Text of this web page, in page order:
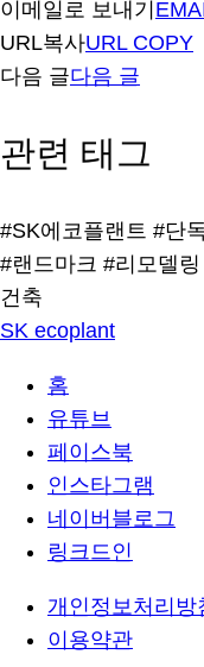
이메일로 보내기
URL복사URL COPY
다음 글다음 글
관련 태그
#SK에코플랜트 #단
#랜드마크 #리모델링
건축
SK ecoplant
홈
유튜브
페이스북
인스타그램
네이버블로그
링크드인
개인정보처리방
이용약관